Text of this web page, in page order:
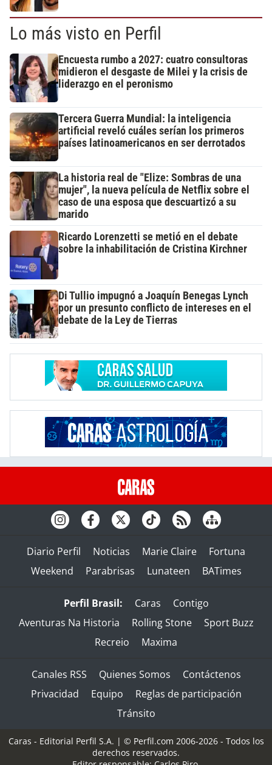
Lo más visto en Perfil
Encuesta rumbo a 2027: cuatro consultoras
midieron el desgaste de Milei y la crisis de
liderazgo en el peronismo
Tercera Guerra Mundial: la inteligencia
artificial reveló cuáles serían los primeros
países latinoamericanos en ser derrotados
La historia real de "Elize: Sombras de una
mujer", la nueva película de Netflix sobre el
caso de una esposa que descuartizó a su
marido
Ricardo Lorenzetti se metió en el debate
sobre la inhabilitación de Cristina Kirchner
Di Tullio impugnó a Joaquín Benegas Lynch
por un presunto conflicto de intereses en el
debate de la Ley de Tierras
Diario Perfil Noticias Marie Claire
Fortuna
Weekend
Parabrisas Lunateen BATimes
Perfil Brasil: Caras
Contigo
Aventuras Na Historia
Rolling Stone
Sport Buzz
Recreio
Maxima
Canales RSS Quienes Somos
Contáctenos
Privacidad
Equipo
Reglas de participación
Tránsito
Caras - Editorial Perfil S.A. | © Perfil.com 2006-2026 - Todos los
derechos reservados.